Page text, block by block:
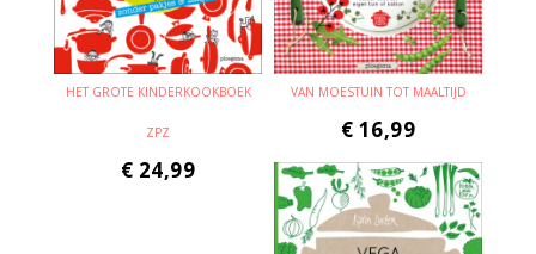
HET GROTE KINDERKOOKBOEK
ZPZ
€ 24,99
VAN MOESTUIN TOT MAALTIJD
€ 16,99